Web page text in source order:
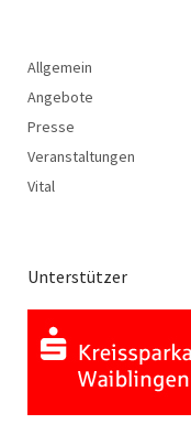
Allgemein
Angebote
Presse
Veranstaltungen
Vital
Unterstützer